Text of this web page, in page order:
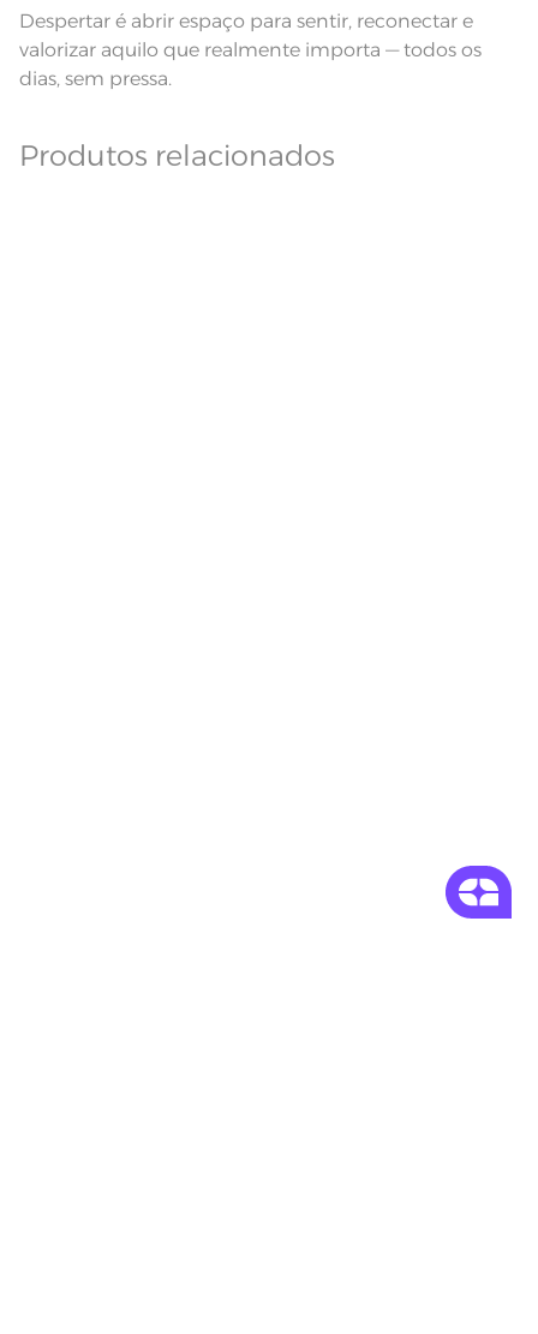
Despertar é abrir espaço para sentir, reconectar e
valorizar aquilo que realmente importa — todos os
dias, sem pressa.
Produtos relacionados